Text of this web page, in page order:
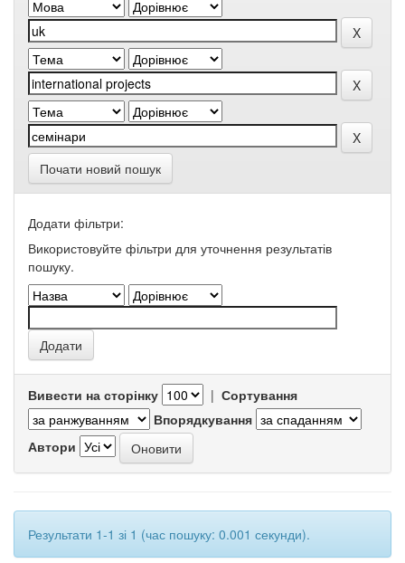
Почати новий пошук
Додати фільтри:
Використовуйте фільтри для уточнення результатів
пошуку.
Вивести на сторінку | Сортування
Впорядкування
Автори
Результати 1-1 зі 1 (час пошуку: 0.001 секунди).